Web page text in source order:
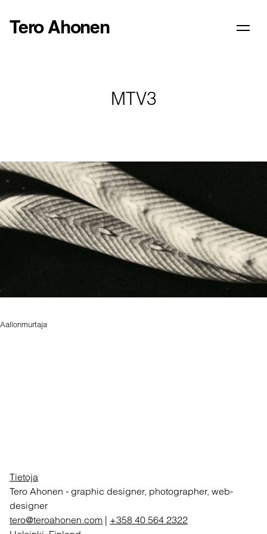
Tero Ahonen
MTV3
Aallonmurtaja
Tietoja
Tero Ahonen - graphic designer, photographer, web-
designer
tero@teroahonen.com | +358 40 564 2322